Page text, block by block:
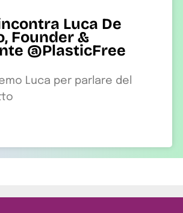
Luca De
Founder &
@PlasticFree
Luca per parlare del